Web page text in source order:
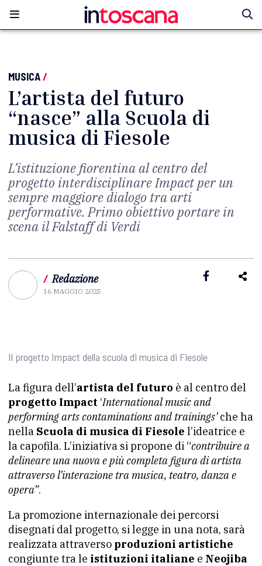
MUSICA/
L’artista del futuro
“nasce” alla Scuola di
musica di Fiesole
L’istituzione fiorentina al centro del
progetto interdisciplinare Impact per un
sempre maggiore dialogo tra arti
performative. Primo obiettivo portare in
scena il Falstaff di Verdi
/ Redazione
16 MAGGIO 2025
Il progetto Impact della scuola di musica di Fiesole
La figura dell’artista del futuro è al centro del
progetto Impact ‘International music and
performing arts contaminations and trainings’che ha
nella Scuola di musica di Fiesole l’ideatrice e
la capofila. L’iniziativa si propone di “contribuire a
delineare una nuova e più completa figura di artista
attraverso l’interazione tra musica, teatro, danza e
opera”.
La promozione internazionale dei percorsi
disegnati dal progetto, si legge in una nota, sarà
realizzata attraverso produzioni artistiche
congiunte tra le istituzioni italiane e Neojiba